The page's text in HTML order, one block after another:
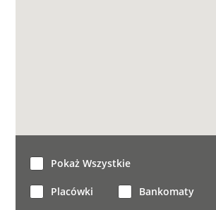
Pokaż Wszystkie
Placówki Bankomaty